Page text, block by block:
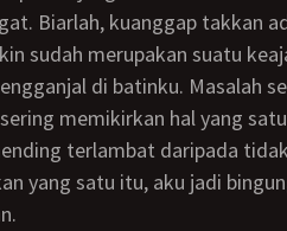
sudah merupakan suatu
memikirkan hal yang
terlambat daripada